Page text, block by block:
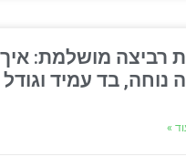
רביצה מושלמת:
נוחה, בד עמיד וגודל
»